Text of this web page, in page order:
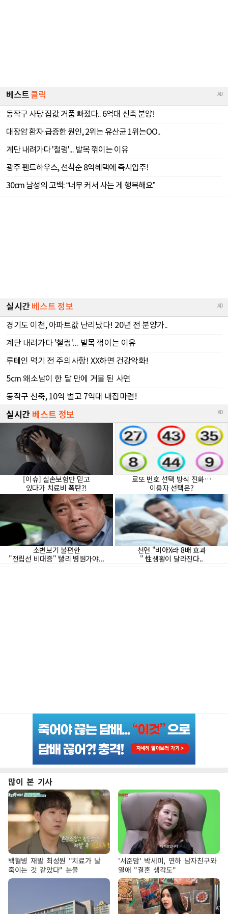
많이 본 기사
백혈병 재발 최성원 "치료가 날
죽이는 것 같았다" 눈물
'서준맘' 박세미, 연하 남자친구와
열애 "결혼 생각도"